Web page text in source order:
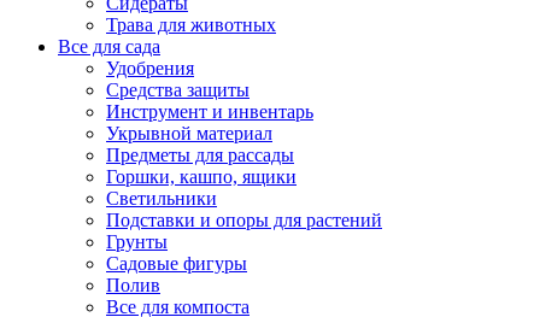
Трава для животных
Все для сада
Удобрения
Средства защиты
Инструмент и инвентарь
Укрывной материал
Предметы для рассады
Горшки, кашпо, ящики
Светильники
Подставки и опоры для растений
Грунты
Садовые фигуры
Полив
Все для компоста